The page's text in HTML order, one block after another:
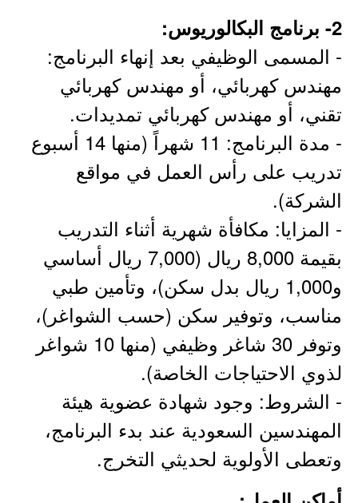
2- برنامج البكالوريوس:
- المسمى الوظيفي بعد إنهاء البرنامج:
مهندس كهربائي، أو مهندس كهربائي
تقني، أو مهندس كهربائي تمديدات.
- مدة البرنامج: 11 شهراً (منها 14 أسبوع
تدريب على رأس العمل في مواقع
الشركة).
- المزايا: مكافأة شهرية أثناء التدريب
بقيمة 8,000 ريال (7,000 ريال أساسي
و1,000 ريال بدل سكن)، وتأمين طبي
مناسب، وتوفير سكن (حسب الشواغر)،
وتوفر 30 شاغر وظيفي (منها 10 شواغر
لذوي الاحتياجات الخاصة).
- الشروط: وجود شهادة عضوية هيئة
المهندسين السعودية عند بدء البرنامج،
وتعطى الأولوية لحديثي التخرج.